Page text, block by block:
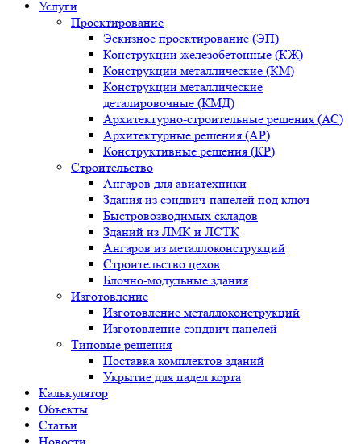
Услуги
Проектирование
Эскизное проектирование (ЭП)
Конструкции железобетонные (КЖ)
Конструкции металлические (КМ)
Конструкции металлические
деталировочные (КМД)
Архитектурно-строительные решения (АС)
Архитектурные решения (АР)
Конструктивные решения (КР)
Строительство
Ангаров для авиатехники
Здания из сэндвич-панелей под ключ
Быстровозводимых складов
Зданий из ЛМК и ЛСТК
Ангаров из металлоконструкций
Строительство цехов
Блочно-модульные здания
Изготовление
Изготовление металлоконструкций
Изготовление сэндвич панелей
Типовые решения
Поставка комплектов зданий
Укрытие для падел корта
Калькулятор
Объекты
Статьи